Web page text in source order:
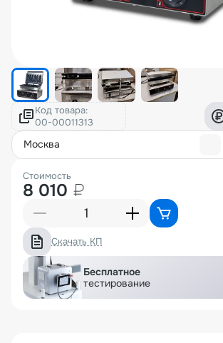
Код товара:
москва
Стоимость
8 010 ₽
Скачать КП
Бесплатное
тестирование